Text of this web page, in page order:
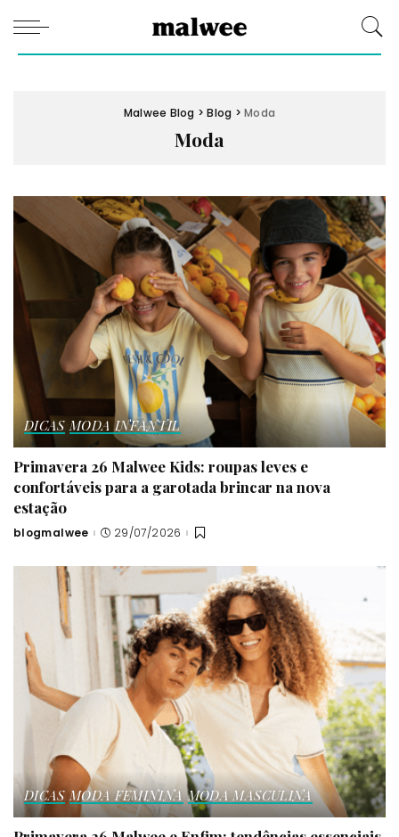
Malwee Blog >Blog >Moda
Moda
DICAS MODA INFANTIL
Primavera 26 Malwee Kids: roupas leves e
confortáveis para a garotada brincar na nova
estação
Posted
blogmalwee 29/07/2026
DICAS MODA FEMININA MODA MASCULINA